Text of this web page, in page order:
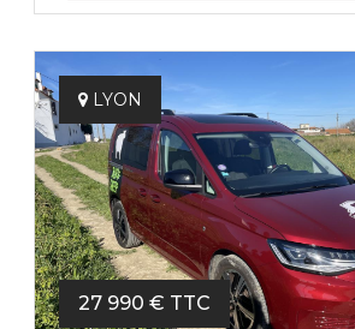
LYON
27 990 € TTC